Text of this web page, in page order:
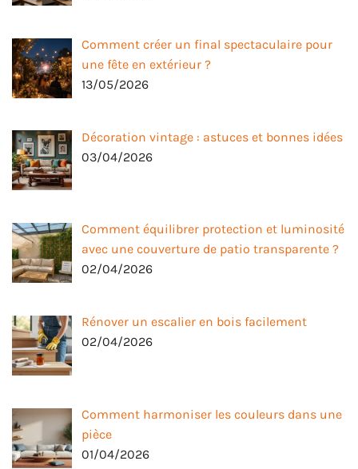
Comment créer un final spectaculaire pour
une fête en extérieur ?
13/05/2026
Décoration vintage : astuces et bonnes idées
03/04/2026
Comment équilibrer protection et luminosité
avec une couverture de patio transparente ?
02/04/2026
Rénover un escalier en bois facilement
02/04/2026
Comment harmoniser les couleurs dans une
pièce
01/04/2026